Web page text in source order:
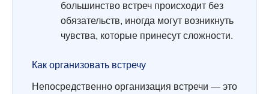
большинство встреч происходит без
обязательств, иногда могут возникнуть
чувства, которые принесут сложности.
Как организовать встречу
Непосредственно организация встречи — это